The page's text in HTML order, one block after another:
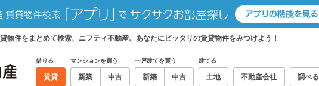
物件をまとめて検索、ニフティ不動産。あなたにピッタリの賃貸物件をみつけよう！
借りる
賃貸
マンションを買う
新築 中古
一戸建てを買う
新築 中古
建てる
土地 不動産会社 調べる